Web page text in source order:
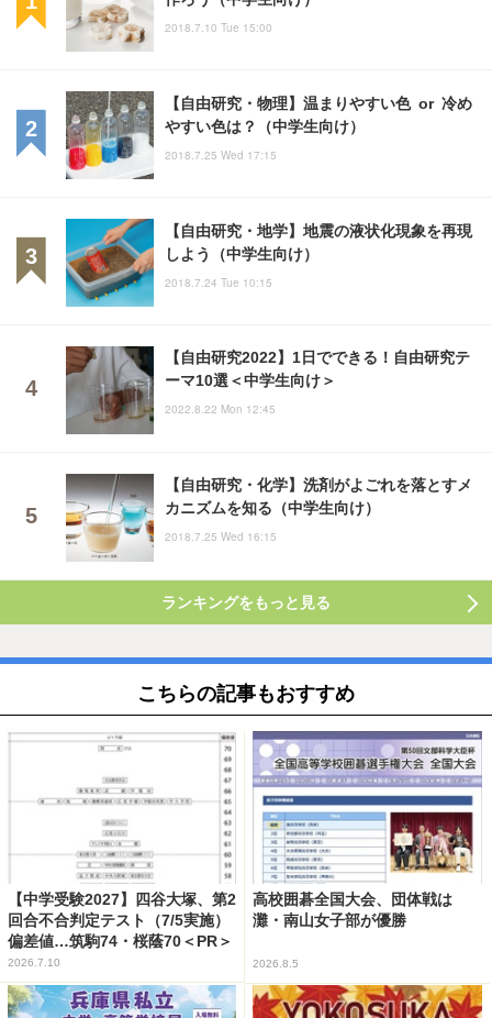
2018.7.10 Tue 15:00
【自由研究・物理】温まりやすい色 or 冷め
やすい色は？（中学生向け）
2018.7.25 Wed 17:15
【自由研究・地学】地震の液状化現象を再現
しよう（中学生向け）
2018.7.24 Tue 10:15
【自由研究2022】1日でできる！自由研究テ
ーマ10選＜中学生向け＞
2022.8.22 Mon 12:45
【自由研究・化学】洗剤がよごれを落とすメ
カニズムを知る（中学生向け）
2018.7.25 Wed 16:15
ランキングをもっと見る
こちらの記事もおすすめ
【中学受験2027】四谷大塚、第2
回合不合判定テスト（7/5実施）
偏差値…筑駒74・桜蔭70＜PR＞
2026.7.10
高校囲碁全国大会、団体戦は
灘・南山女子部が優勝
2026.8.5